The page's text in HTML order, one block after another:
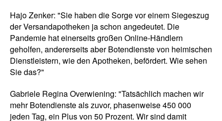
Hajo Zenker: "Sie haben die Sorge vor einem Siegeszug
der Versandapotheken ja schon angedeutet. Die
Pandemie hat einerseits großen Online-Händlern
geholfen, andererseits aber Botendienste von heimischen
Dienstleistern, wie den Apotheken, befördert. Wie sehen
Sie das?"
Gabriele Regina Overwiening: "Tatsächlich machen wir
mehr Botendienste als zuvor, phasenweise 450 000
jeden Tag, ein Plus von 50 Prozent. Wir sind damit